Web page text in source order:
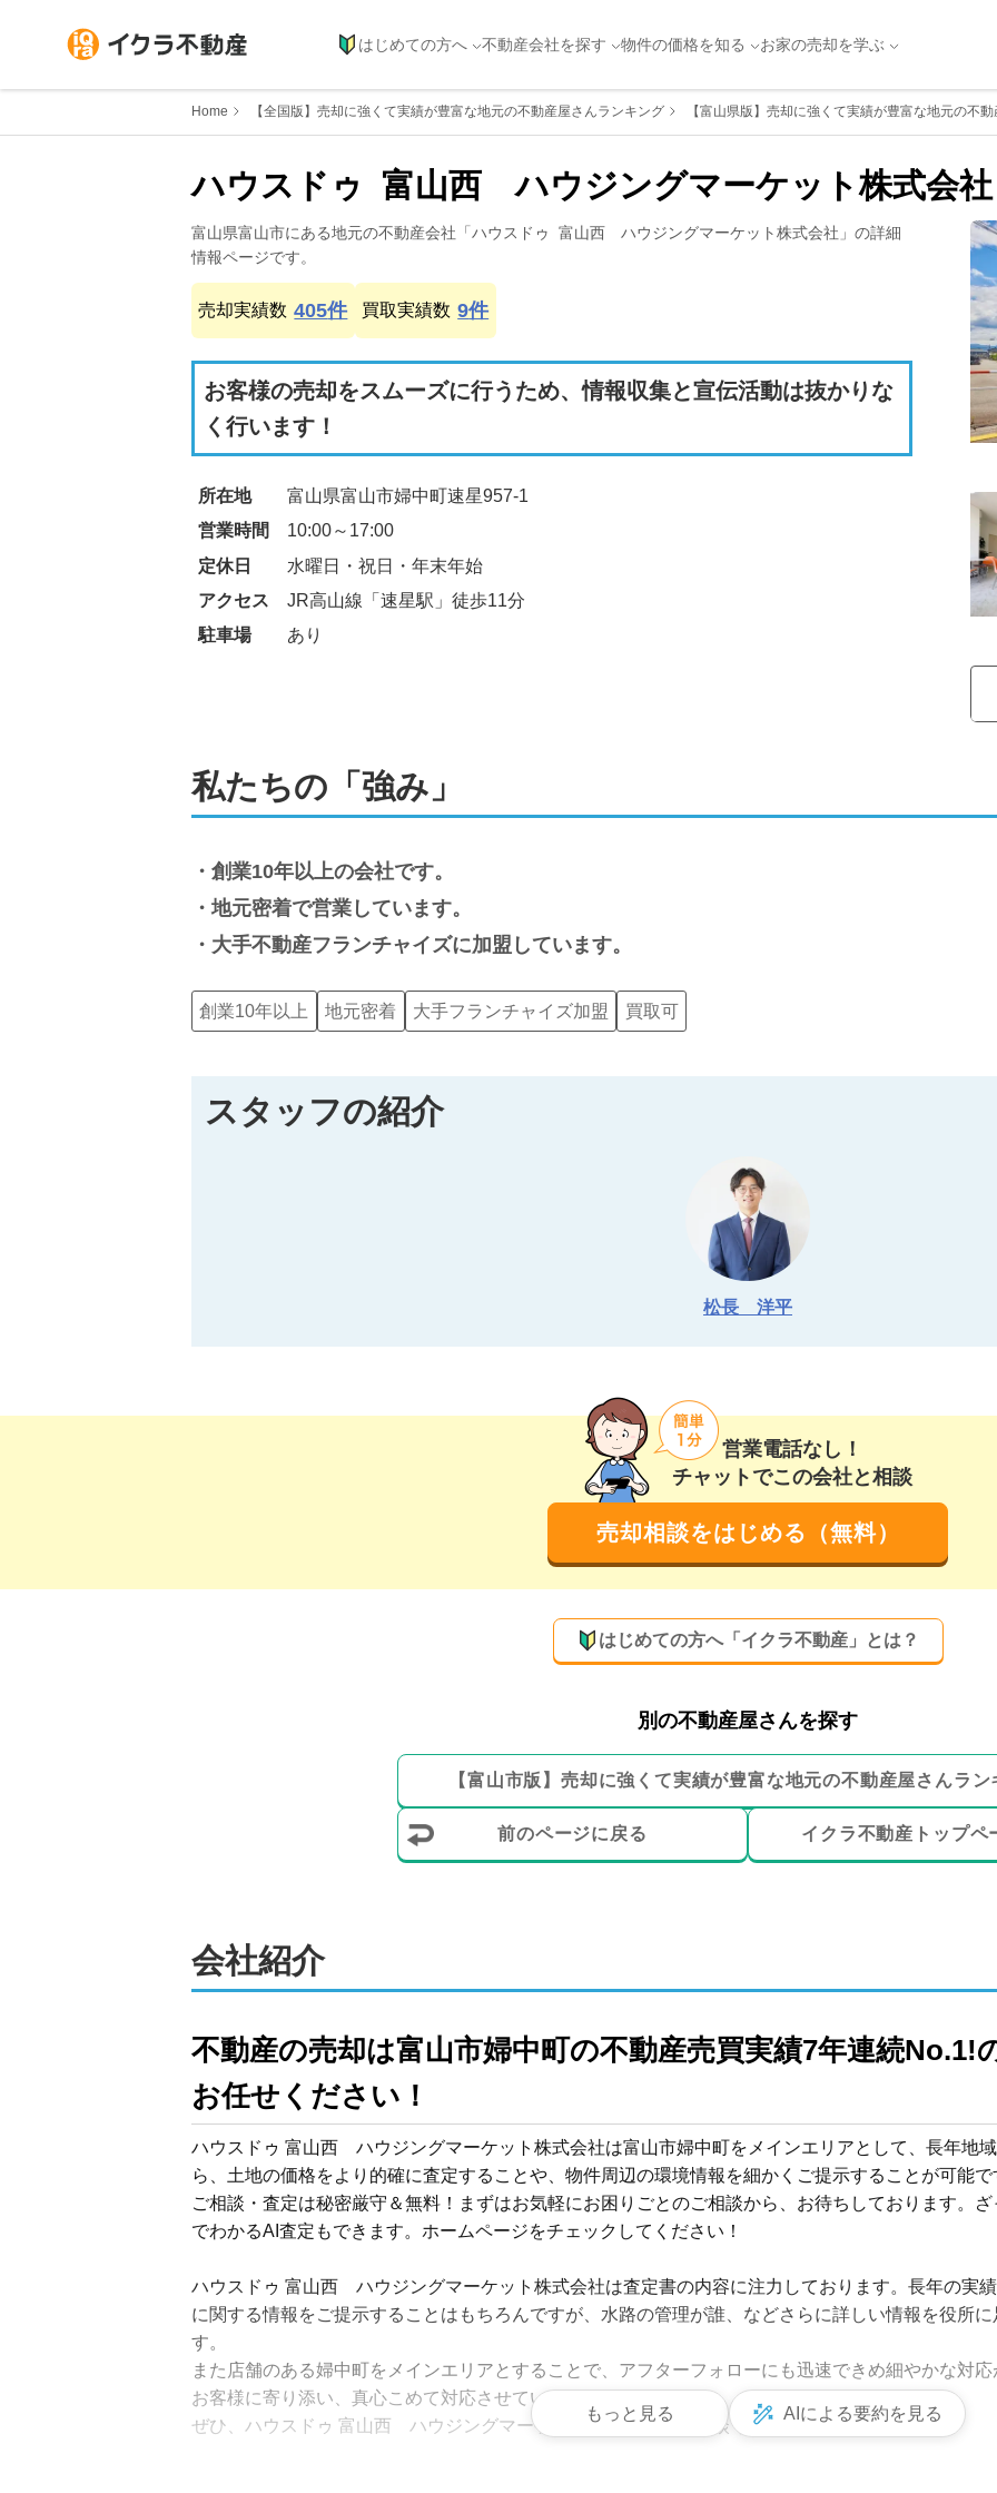
はじめての方へ 不動産会社を探す 物件の価格を知る お家の売却を学ぶ
Home 【全国版】売却に強くて実績が豊富な地元の不動産屋さんランキング 【富山県版】売却に強くて実績が豊富な地元の不
ハウスドゥ  富山西　ハウジングマーケット株式会社
富山県富山市にある地元の不動産会社「 ハウスドゥ  富山西　ハウジングマーケット株式会社 」の詳細
情報ページです。
売却実績数 405件 買取実績数 9件
お客様の売却をスムーズに行うため、情報収集と宣伝活動は抜かりな
く行います！
所在地
富山県富山市婦中町速星957-1
営業時間
10:00～17:00
定休日
水曜日・祝日・年末年始
アクセス
JR高山線「速星駅」徒歩11分
駐車場
あり
私たちの「強み」
創業10年以上の会社です。
地元密着で営業しています。
大手不動産フランチャイズに加盟しています。
創業10年以上 地元密着 大手フランチャイズ加盟 買取可
スタッフの紹介
松長　洋平
営業電話なし！
チャットでこの会社と相談
売却相談をはじめる（無料）
はじめての方へ「イクラ不動産」とは？
別の不動産屋さんを探す
【富山市版】 売却に強くて実績が豊富な地元の不動産屋さんラン
前のページに戻る イクラ不動産トップペ
会社紹介
不動産の売却は富山市婦中町の不動産売買実績7年連続No.1!
お任せください！
ハウスドゥ 富山西　ハウジングマーケット株式会社は富山市婦中町をメインエリアとして、長年地
ら、土地の価格をより的確に査定することや、物件周辺の環境情報を細かくご提示することが可能で
ご相談・査定は秘密厳守＆無料！まずはお気軽にお困りごとのご相談から、お待ちしております。
でわかるAI査定もできます。ホームページをチェックしてください！
ハウスドゥ 富山西　ハウジングマーケット株式会社は査定書の内容に注力しております。長年の実
に関する情報をご提示することはもちろんですが、水路の管理が誰、などさらに詳しい情報を役所
す。
また店舗のある婦中町をメインエリアとすることで、アフターフォローにも迅速できめ細やかな対応
お客様に寄り添い、真心こめて対応させていただきます。
ぜひ、ハウスドゥ 富山西　ハウジングマーケット株式会社にご相談ください。
もっと見る AIによる要約を見る